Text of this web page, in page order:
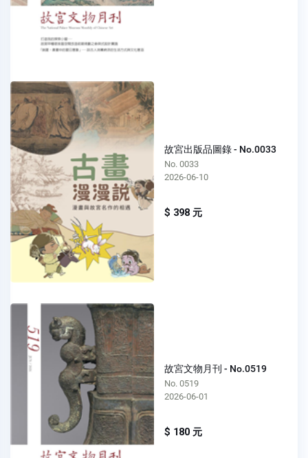
故宮出版品圖錄 - No.0033
No. 0033
2026-06-10
$ 398 元
故宮文物月刊 - No.0519
No. 0519
2026-06-01
$ 180 元